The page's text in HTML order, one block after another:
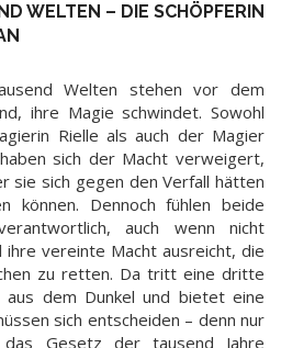
WELTEN – DIE SCHÖPFERIN
Welten stehen vor dem
ihre Magie schwindet. Sowohl
Rielle als auch der Magier
sich der Macht verweigert,
sie sich gegen den Verfall hätten
können. Dennoch fühlen beide
auch wenn nicht
ihre vereinte Macht ausreicht, die
zu retten. Da tritt eine dritte
aus dem Dunkel und bietet eine
sich entscheiden – denn nur
Gesetz der tausend Jahre